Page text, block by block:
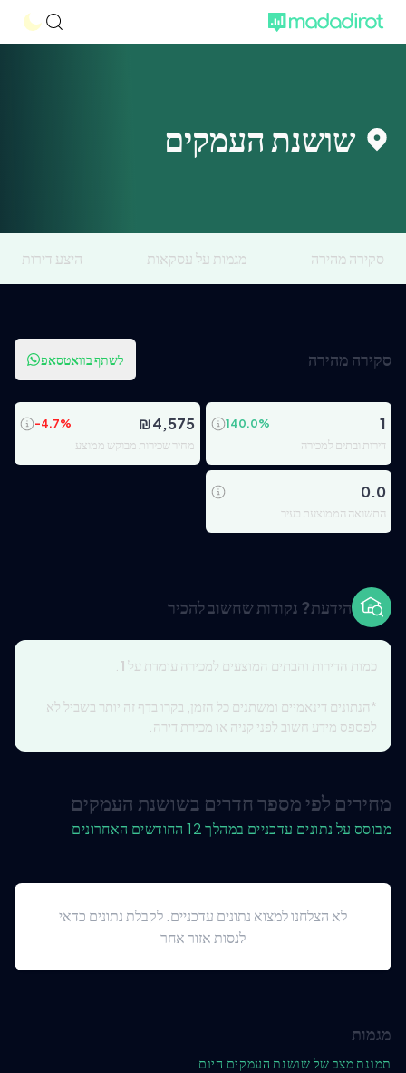
שושנת העמקים
סקירה מהירה מגמות על עסקאות היצע דירות
סקירה מהירה לשתף בוואטסאפ
1
140.0%
דירות ובתים למכירה
₪4,575
-4.7%
מחיר שכירות מבוקש ממוצע
0.0
התשואה הממוצעת בעיר
הידעת? נקודות שחשוב להכיר
כמות הדירות והבתים המוצעים למכירה עומדת על 1
*הנתונים דינאמיים ומשתנים כל הזמן, בקרו בדף זה יותר בשביל לא
לפספס מידע חשוב לפני קניה או מכירת דירה.
מחירים לפי מספר חדרים בשושנת העמקים
מבוסס על נתונים עדכניים במהלך 12 החודשים האחרונים
לא הצלחנו למצוא נתונים עדכניים. לקבלת נתונים כדאי
לנסות אזור אחר
מגמות
תמונת מצב של שושנת העמקים היום